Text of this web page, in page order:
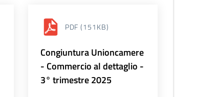
PDF (151KB)
Congiuntura Unioncamere
- Commercio al dettaglio -
3° trimestre 2025